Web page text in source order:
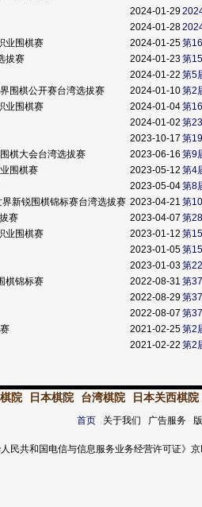
2024-01-29
2024-01-28
业围棋赛 2024-01-25第
拔赛 2024-01-23第
2024-01-22 第5
围棋公开赛台湾选拔赛 2024-01-10第2
业围棋赛 2024-01-04第
2024-01-02 第
2023-10-17 第
棋大会台湾选拔赛 2023-06-16 第9
围棋赛 2023-05-12 第4
2023-05-04第8
新锐围棋锦标赛台湾选拔赛 2023-04-21 第
赛 2023-04-07 第
业围棋赛 2023-01-12 第
2023-01-05第
2023-01-03第
棋锦标赛 2022-08-31 第
2022-08-29第
2022-08-07 第
2021-02-25第2
2021-02-22 第2
院 日本棋院 台湾棋院 日本关西棋院
首页关于我们 广告服务
人民共和国电信与信息服务业务经营许可证